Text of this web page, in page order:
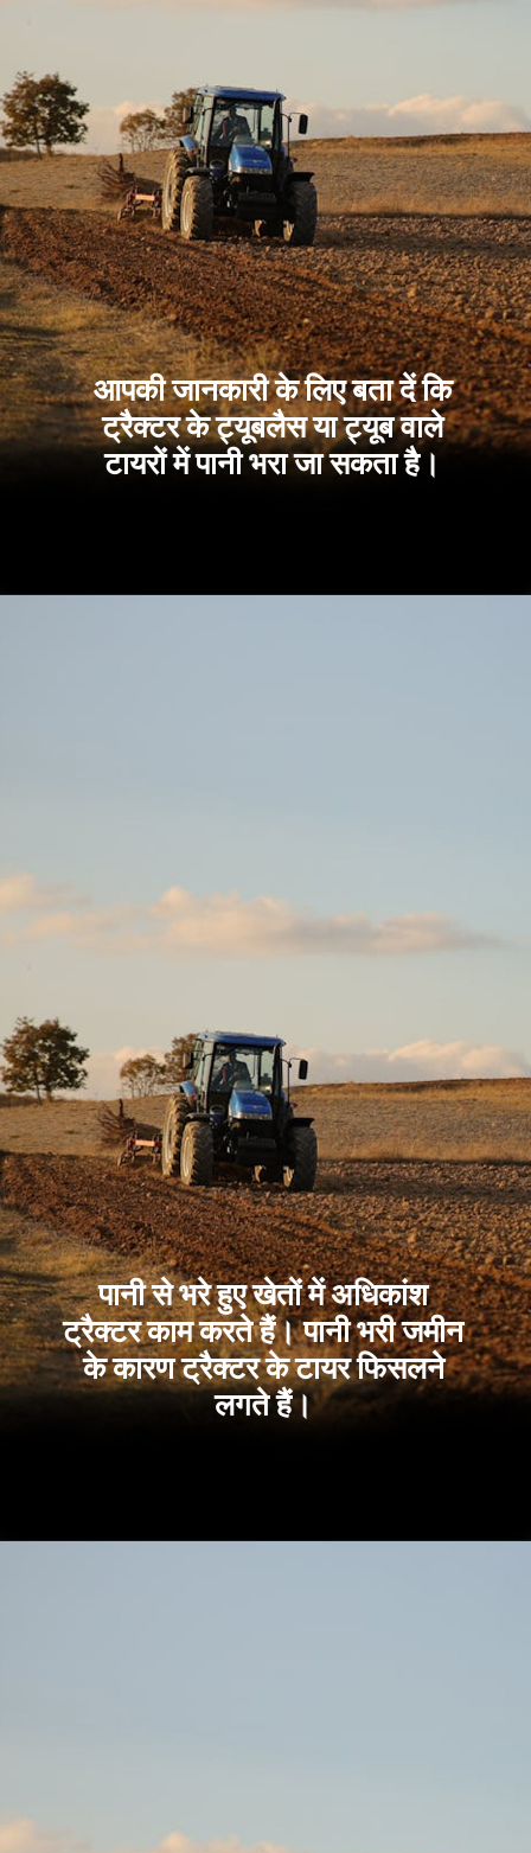
आपकी जानकारी के लिए बता दें कि
ट्रैक्टर के ट्यूबलैस या ट्यूब वाले
टायरों में पानी भरा जा सकता है।
पानी से भरे हुए खेतों में अधिकांश
ट्रैक्टर काम करते हैं। पानी भरी जमीन
के कारण ट्रैक्टर के टायर फिसलने
लगते हैं।